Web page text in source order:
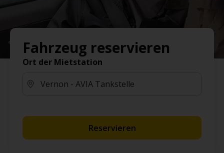
Fahrzeug reservieren
Ort der Mietstation
Reservieren